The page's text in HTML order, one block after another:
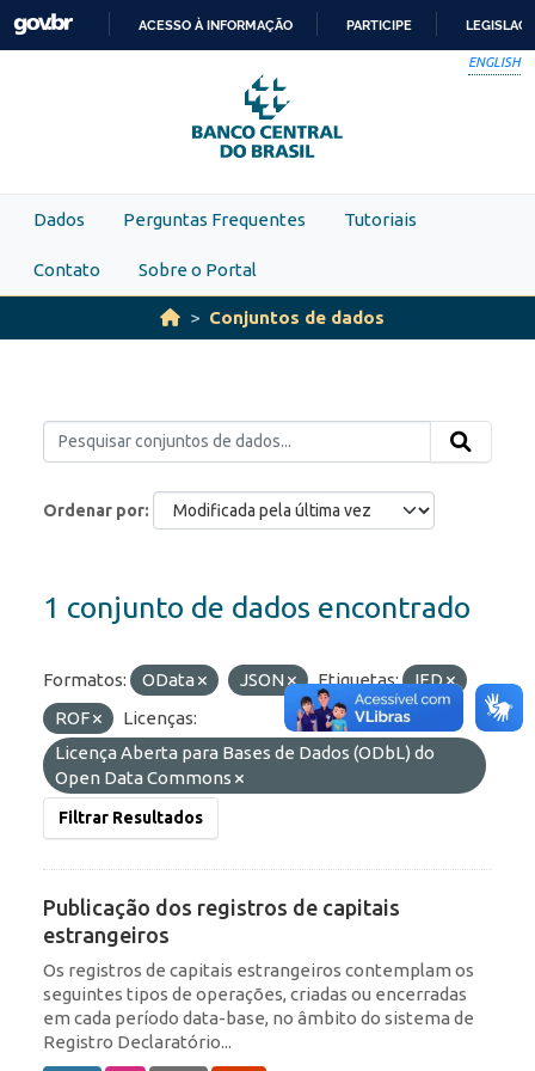
Skip to main content
PARA
O
CONTEÚDO
ACESSO À INFORMAÇÃO PARTICIPE
ENGLISH
Dados Perguntas Frequentes Tutoriais
Contato Sobre o Portal
Conjuntos de dados
Ordenar por
1 conjunto de dados encontrado
Formatos: OData JSON Etiquetas:
IED
ROF
Licenças:
Licença Aberta para Bases de Dados (ODbL) do
Open Data Commons
Filtrar Resultados
Publicação dos registros de capitais
estrangeiros
Os registros de capitais estrangeiros contemplam os
seguintes tipos de operações, criadas ou encerradas
em cada período data-base, no âmbito do sistema de
Registro Declaratório...